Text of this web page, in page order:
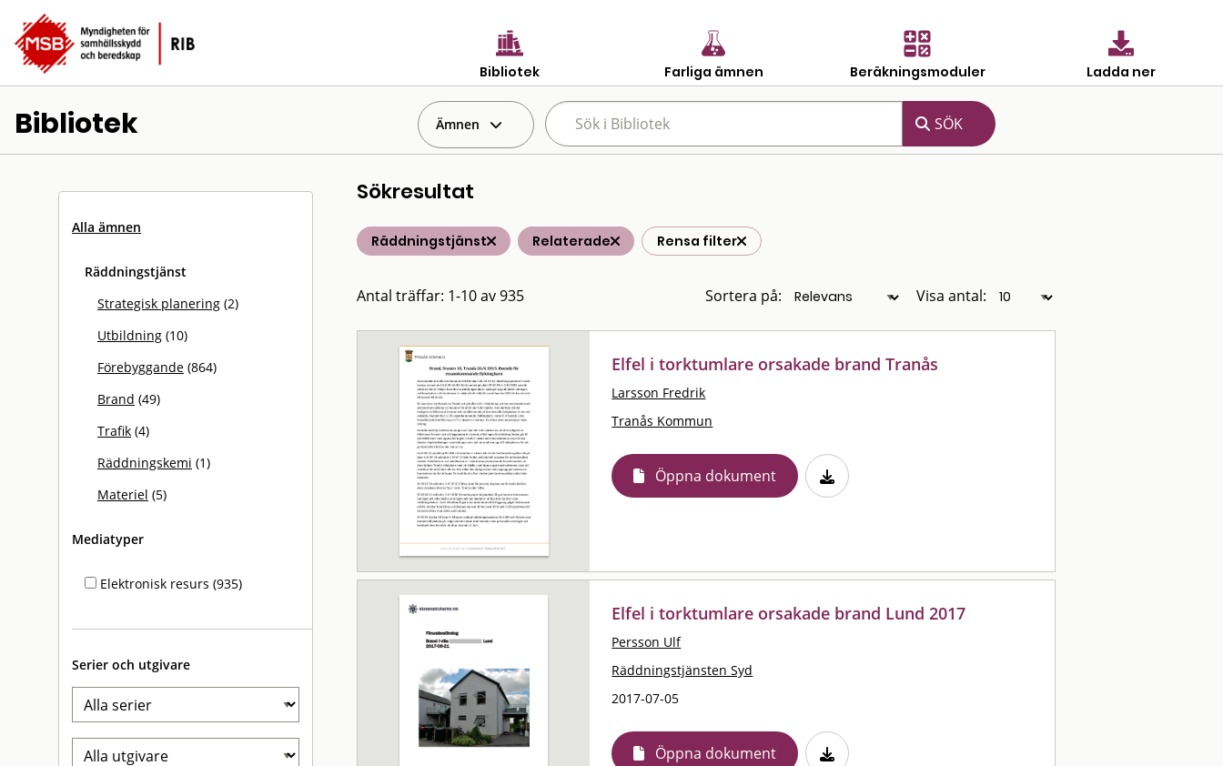
Bibliotek Farliga ämnen Beräkningsmoduler Ladda ner
Bibliotek Ämnen
Alla ämnen
Räddningstjänst
Strategisk planering (2)
Utbildning (10)
Förebyggande (864)
Brand (49)
Trafik (4)
Räddningskemi (1)
Materiel (5)
Mediatyper
Elektronisk resurs (935)
Serier och utgivare
Sökresultat
Räddningstjänst Relaterade Rensa filter
Antal träffar: 1-10 av 935 Sortera på: Visa antal:
Elfel i torktumlare orsakade brand Tranås
Larsson Fredrik
Tranås Kommun
Öppna dokument
Elfel i torktumlare orsakade brand Lund 2017
Persson Ulf
Räddningstjänsten Syd
2017-07-05
Öppna dokument